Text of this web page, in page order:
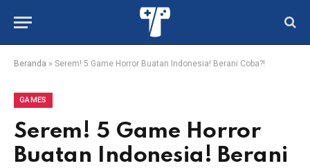
Beranda » Serem! 5 Game Horror Buatan Indonesia! Berani Coba?!
GAMES
Serem! 5 Game Horror
Buatan Indonesia! Berani